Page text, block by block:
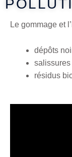
Le gommage et
dépôts
résidus